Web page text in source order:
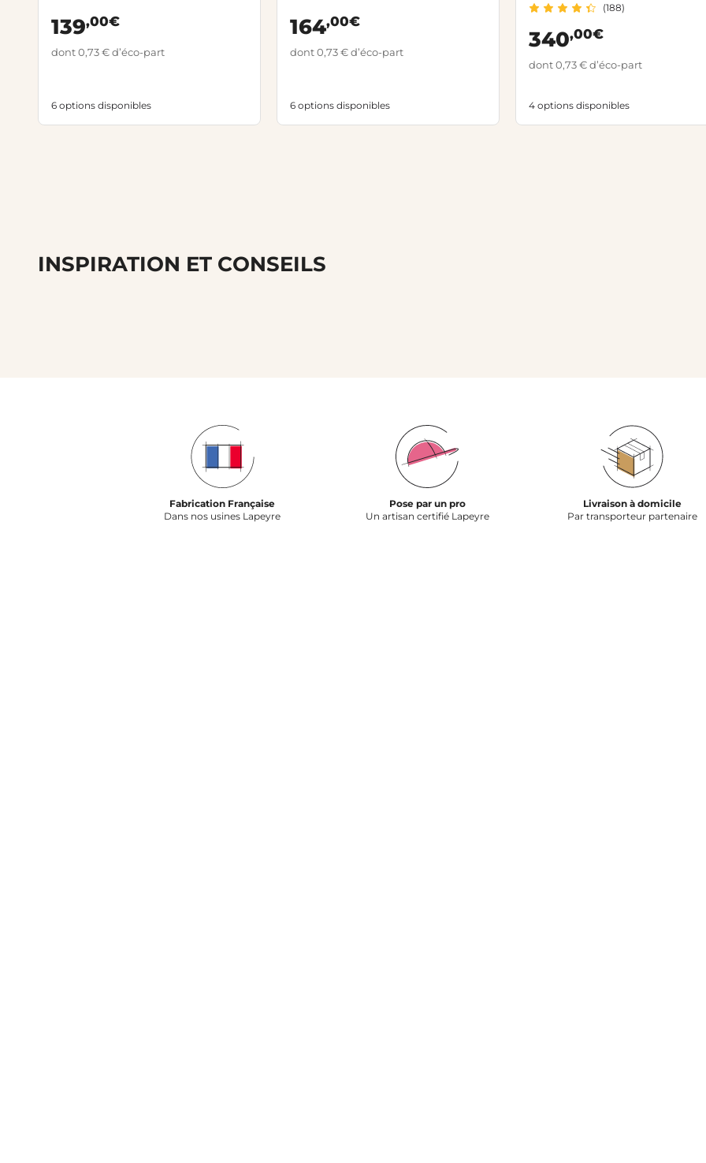
139,00€
dont 0,73 € d’éco-part
6 options disponibles
164,00€
dont 0,73 € d’éco-part
6 options disponibles
(188)
340,00€
dont 0,73 € d’éco-part
4 options disponibles
INSPIRATION ET CONSEILS
Fabrication Française
Dans nos usines Lapeyre
Pose par un pro
Un artisan certifié Lapeyre
Livraison à domicile
Par transporteur partenaire